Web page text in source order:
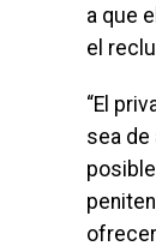
a que
el
“El
sea de